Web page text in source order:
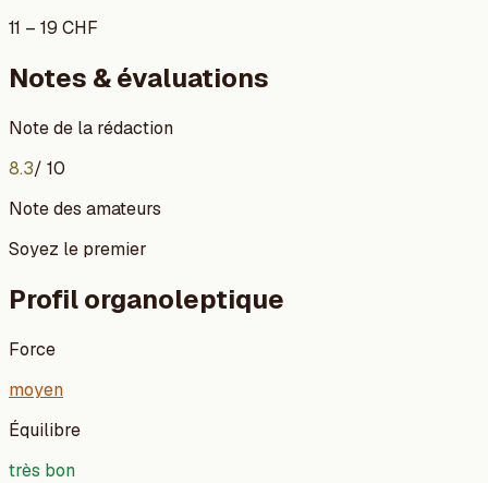
11 – 19 CHF
Notes & évaluations
Note de la rédaction
8.3/ 10
Note des amateurs
Soyez le premier
Profil organoleptique
Force
moyen
Équilibre
très bon